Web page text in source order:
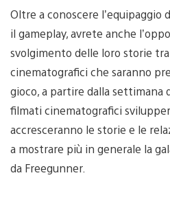
Oltre a conoscere l’equipaggio
il gameplay, avrete anche
svolgimento delle loro storie
cinematografici che saranno
gioco, a partire dalla settimana
filmati cinematografici
accresceranno le storie e le
a mostrare più in generale la
da Freegunner.